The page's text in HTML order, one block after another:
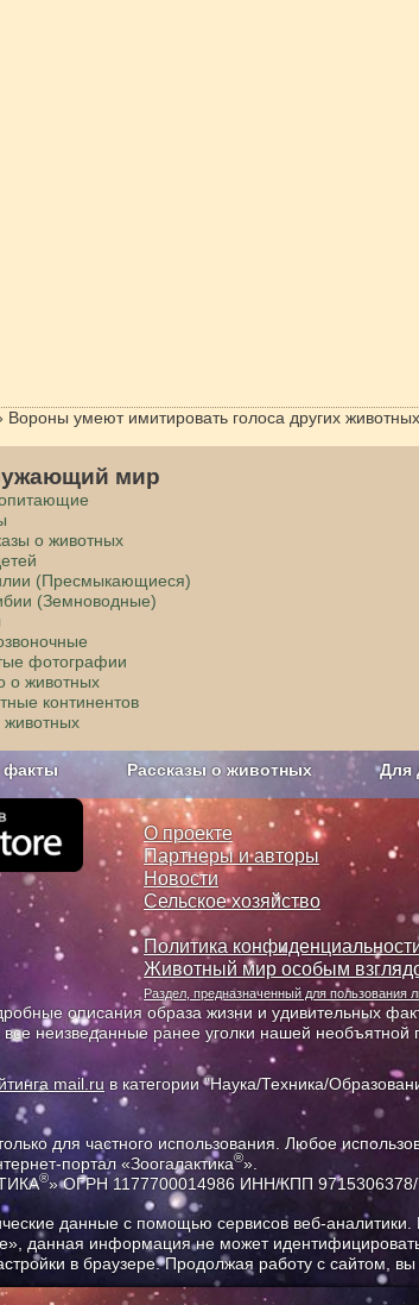
Вороны умеют имитировать голоса других животных
мир
о животных
(Пресмыкающиеся)
(Земноводные)
фотографии
о животных
континентов
животных
факты Рассказы о животных Для
О проекте
О проекте
Партнеры и авторы
Новости
Сельское хозяйство
Политика
Животный мир особым
Раздел, предназначенный для
описания образа жизни и удивительных
неизведанные ранее уголки нашей необъятной
mail.ru в категории "Наука/Техника/
для частного использования. Любое
портал «Зоогалактика®».
®» ОГРН 1177700014986 ИНН/КПП 9715306378/
данные с помощью сервисов веб-
данная информация не может
в браузере. Продолжая работу с сайтом,